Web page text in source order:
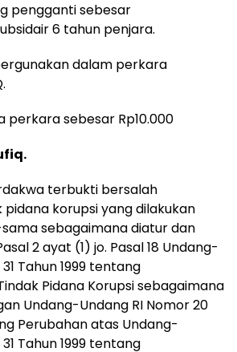
pengganti sebesar
6 tahun penjara.
dalam perkara
perkara sebesar Rp10.000
terbukti bersalah
korupsi yang dilakukan
sebagaimana diatur dan
2 ayat (1) jo. Pasal 18 Undang-
Tahun 1999 tentang
Pidana Korupsi sebagaimana
Undang-Undang RI Nomor 20
Perubahan atas Undang-
Tahun 1999 tentang